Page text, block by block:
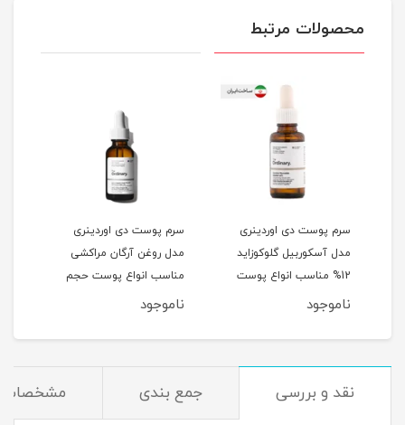
محصولات مرتبط
سرم پوست دی اوردینری
مدل آسکوربیل گلوکوزاید
12% مناسب انواع پوست
حجم 30 میلی لیتر
ناموجود
سرم پوست دی اوردینری
مدل روغن آرگان مراکشی
مناسب انواع پوست حجم
30 میلی لیتر
ناموجود
نقد و بررسی جمع بندی مشخصات